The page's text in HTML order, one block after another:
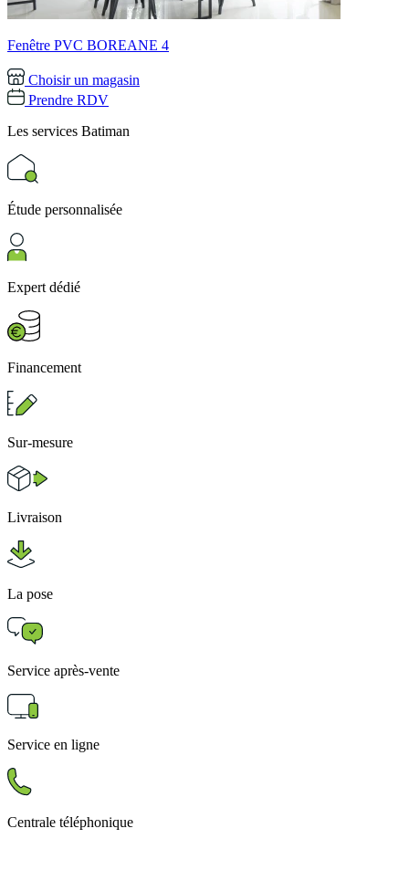
Fenêtre PVC BOREANE 4
Choisir un magasin
Prendre RDV
Les services Batiman
Étude personnalisée
Expert dédié
Financement
Sur-mesure
Livraison
La pose
Service après-vente
Service en ligne
Centrale téléphonique